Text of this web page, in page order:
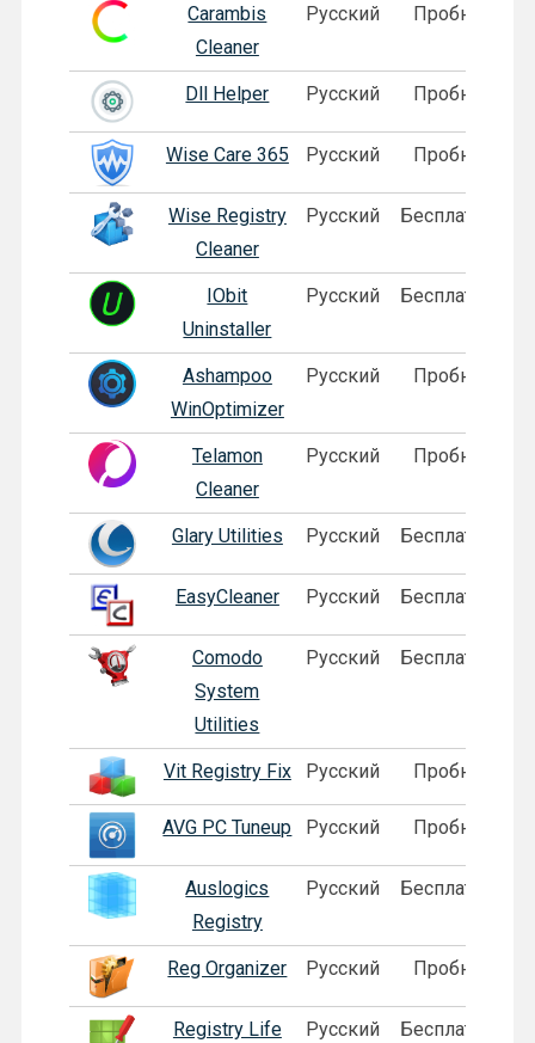
Carambis
Cleaner
Русский Пробная
Dll Helper Русский Пробная
Wise Care 365 Русский Пробная
Wise Registry
Cleaner
Русский Бесплатная
IObit
Uninstaller
Русский Бесплатная
Ashampoo
WinOptimizer
Русский Пробная
Telamon
Cleaner
Русский Пробная
Glary Utilities Русский Бесплатная
EasyCleaner Русский Бесплатная
Comodo
System
Utilities
Русский Бесплатная
Vit Registry Fix Русский Пробная
AVG PC Tuneup Русский Пробная
Auslogics
Registry
Русский Бесплатная
Reg Organizer Русский Пробная
Registry Life Русский Бесплатная